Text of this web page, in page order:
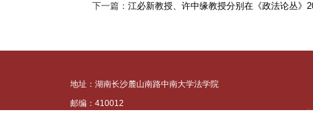
下一篇：江必新教授、许中缘教授分别在《政法论丛》
地址：湖南长沙麓山南路中南大学法学院
邮编：410012